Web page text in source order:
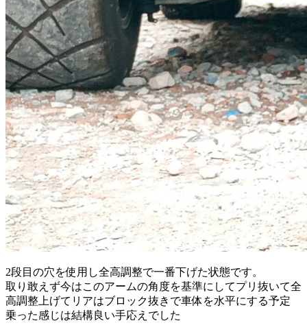
2段目の穴を使用し全高調整で一番下げた状態です。
取り敢えず今はこのアームの角度を基準にしてプリ抜いて全
高調整上げてリアはブロック抜きで車体を水平にする予定
乗った感じは結構良い手応えでした